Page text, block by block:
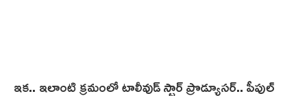
ఇక.. ఇలాంటి క్రమంలో టాలీవుడ్ స్టార్ ప్రొడ్యూసర్.. పీపుల్